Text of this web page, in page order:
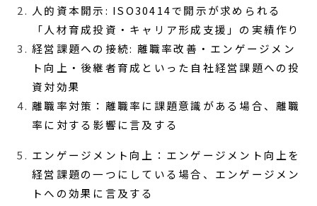
人的資本開示: ISO30414で開示が求められる
「人材育成投資・キャリア形成支援」の実績作り
経営課題への接続: 離職率改善・エンゲージメン
ト向上・後継者育成といった自社経営課題への投
資対効果
離職率対策：離職率に課題意識がある場合、離職
率に対する影響に言及する
エンゲージメント向上：エンゲージメント向上を
経営課題の一つにしている場合、エンゲージメン
トへの効果に言及する